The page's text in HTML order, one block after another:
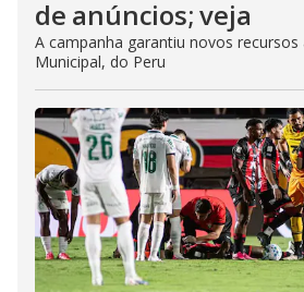
de anúncios; veja
A campanha garantiu novos
Municipal, do Peru